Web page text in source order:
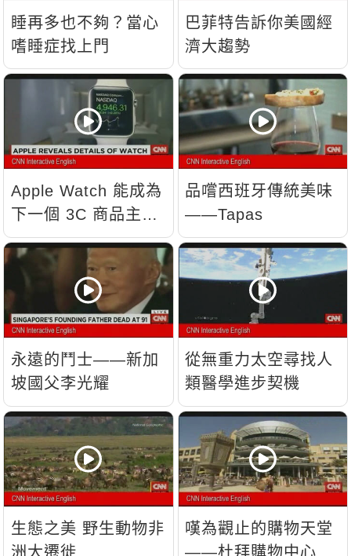
睡再多也不夠？當心
嗜睡症找上門
巴菲特告訴你美國經
濟大趨勢
Apple Watch 能成為
下一個 3C 商品主
流？
品嚐西班牙傳統美味
——Tapas
永遠的鬥士——新加
坡國父李光耀
從無重力太空尋找人
類醫學進步契機
生態之美 野生動物非
洲大遷徙
嘆為觀止的購物天堂
——杜拜購物中心